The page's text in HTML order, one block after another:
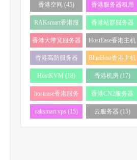
香港空间 (45)
香港服务器租用
(43)
RAKsmart香港服
务器 (38)
香港站群服务器
(34)
香港大带宽服务器
(32)
HostEase香港主机
(28)
香港高防服务器
(22)
BlueHost香港主机
(21)
HostKVM (18) 香港机房 (17)
hostease香港服务
器 (17)
香港CN2服务器
(17)
raksmart vps (15) 云服务器 (15)